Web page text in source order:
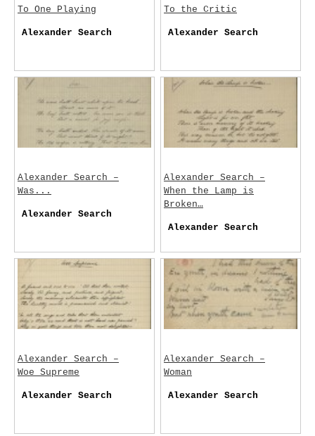
To One Playing
Alexander Search
To the Critic
Alexander Search
Alexander Search –
Was...
Alexander Search
Alexander Search –
When the Lamp is
Broken…
Alexander Search
Alexander Search –
Woe Supreme
Alexander Search
Alexander Search –
Woman
Alexander Search